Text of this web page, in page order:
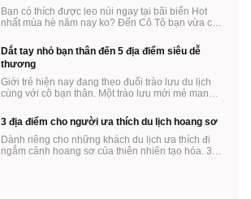
Bạn có thích được leo núi ngay tại bãi biển Hot
nhất mùa hè năm nay ko? Đến Cô Tô bạn vừa có
Dắt tay nhỏ bạn thân đến 5 địa điểm siêu dễ
thương
Giới trẻ hiện nay đang theo đuổi trào lưu du lịch
cùng với cô bạn thân. Một trào lưu mới mẻ mang
3 địa điểm cho người ưa thích du lịch hoang sơ
Dành riêng cho những khách du lịch ưa thích đi
ngắm cảnh hoang sơ của thiên nhiên tạo hóa. 3